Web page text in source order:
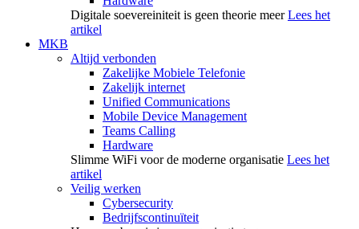
Digitale soevereiniteit is geen theorie meer Lees het
artikel
MKB
Altijd verbonden
Zakelijke Mobiele Telefonie
Zakelijk internet
Unified Communications
Mobile Device Management
Teams Calling
Hardware
Slimme WiFi voor de moderne organisatie Lees het
artikel
Veilig werken
Cybersecurity
Bedrijfscontinuïteit